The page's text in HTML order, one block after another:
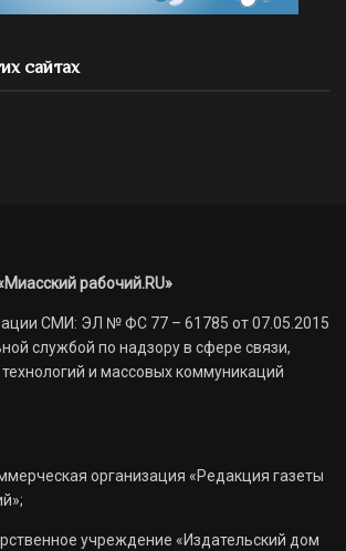
сайтах
рабочий.RU»
СМИ: ЭЛ № ФС 77 – 61785 от 07.05.2015
службой по надзору в сфере связи,
и массовых коммуникаций
организация «Редакция газеты
учреждение «Издательский дом